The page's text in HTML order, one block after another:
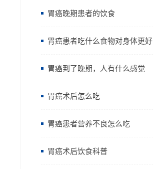
胃癌晚期患者的饮食
胃癌患者吃什么食物对身体更好
胃癌到了晚期，人有什么感觉
胃癌术后怎么吃
胃癌患者营养不良怎么吃
胃癌术后饮食科普